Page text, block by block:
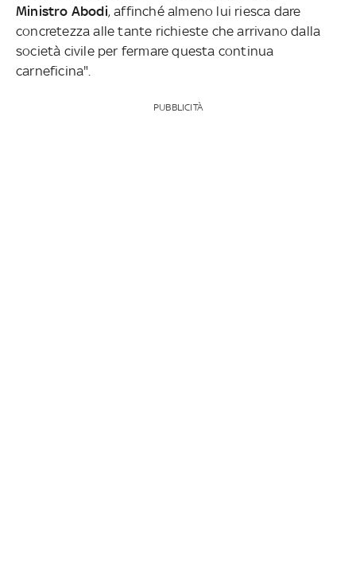
Ministro Abodi, affinché almeno lui riesca dare
concretezza alle tante richieste che arrivano dalla
società civile per fermare questa continua
carneficina".
PUBBLICITÀ